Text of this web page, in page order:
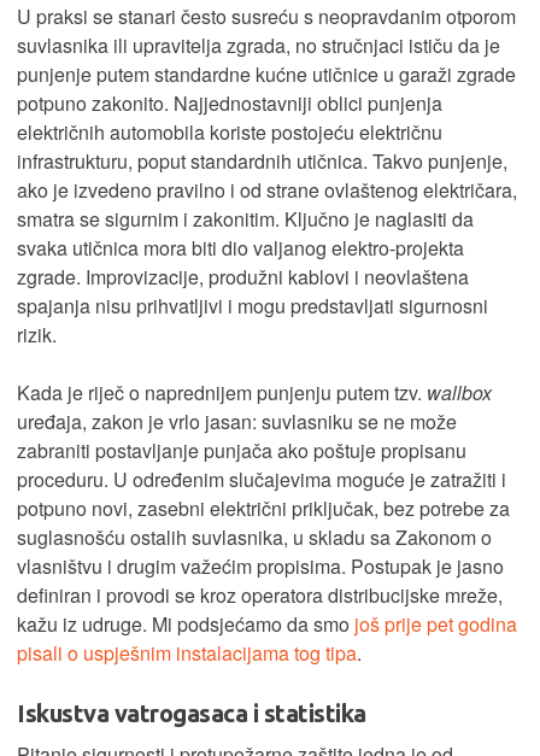
U praksi se stanari često susreću s neopravdanim otporom
suvlasnika ili upravitelja zgrada, no stručnjaci ističu da je
punjenje putem standardne kućne utičnice u garaži zgrade
potpuno zakonito. Najjednostavniji oblici punjenja
električnih automobila koriste postojeću električnu
infrastrukturu, poput standardnih utičnica. Takvo punjenje,
ako je izvedeno pravilno i od strane ovlaštenog električara,
smatra se sigurnim i zakonitim. Ključno je naglasiti da
svaka utičnica mora biti dio valjanog elektro-projekta
zgrade. Improvizacije, produžni kablovi i neovlaštena
spajanja nisu prihvatljivi i mogu predstavljati sigurnosni
rizik.
Kada je riječ o naprednijem punjenju putem tzv. wallbox
uređaja, zakon je vrlo jasan: suvlasniku se ne može
zabraniti postavljanje punjača ako poštuje propisanu
proceduru. U određenim slučajevima moguće je zatražiti i
potpuno novi, zasebni električni priključak, bez potrebe za
suglasnošću ostalih suvlasnika, u skladu sa Zakonom o
vlasništvu i drugim važećim propisima. Postupak je jasno
definiran i provodi se kroz operatora distribucijske mreže,
kažu iz udruge. Mi podsjećamo da smo još prije pet godina
pisali o uspješnim instalacijama tog tipa.
Iskustva vatrogasaca i statistika